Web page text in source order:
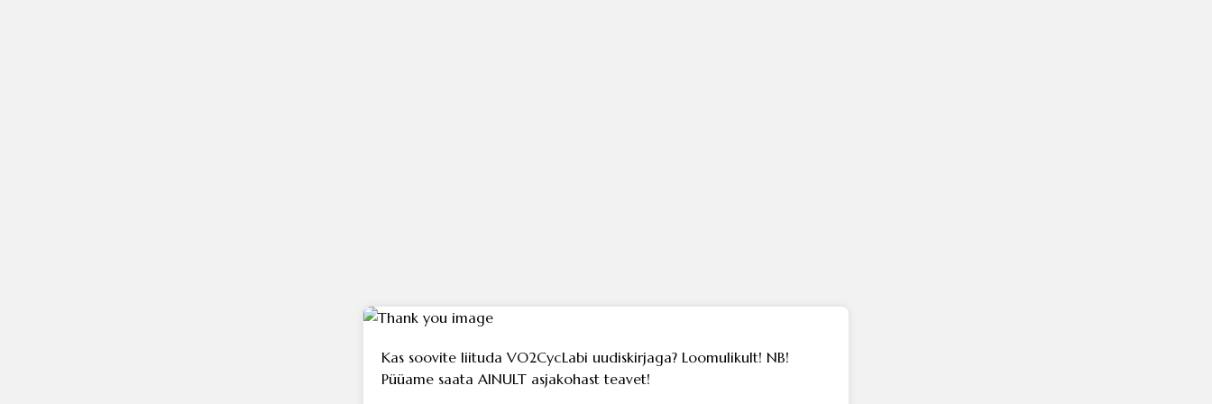
Kas soovite liituda VO2CycLabi uudiskirjaga? Loomulikult! NB!
Püüame saata AINULT asjakohast teavet!